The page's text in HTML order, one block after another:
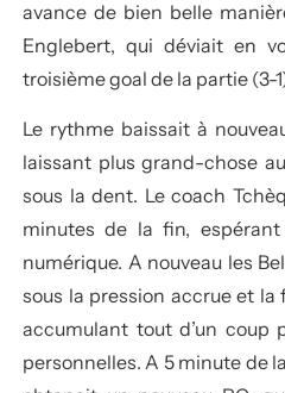
avance de bien belle
Englebert, qui déviait en
troisième goal de la partie (3-
Le rythme baissait à
laissant plus grand-chose
sous la dent. Le coach
minutes de la fin,
numérique. A nouveau les
sous la pression accrue et
accumulant tout d’un coup
personnelles. A 5 minute de